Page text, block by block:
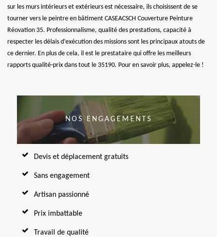
sur les murs intérieurs et extérieurs est nécessaire, ils choisissent de se
tourner vers le peintre en bâtiment CASEACSCH Couverture Peinture
Réovation 35. Professionnalisme, qualité des prestations, capacité à
respecter les délais d’exécution des missions sont les principaux atouts de
ce dernier. En plus de cela, il est le prestataire qui offre les meilleurs
rapports qualité-prix dans tout le 35190. Pour en savoir plus, appelez-le !
NOS ENGAGEMENTS
Devis et déplacement gratuits
Sans engagement
Artisan passionné
Prix imbattable
Travail de qualité